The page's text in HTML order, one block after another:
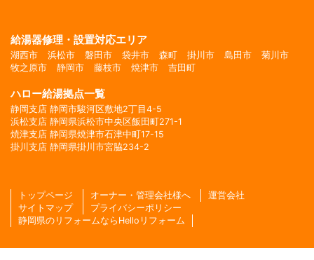
給湯器修理・設置対応エリア
湖西市 浜松市 磐田市 袋井市 森町 掛川市 島田市
菊川市
牧之原市
静岡市 藤枝市 焼津市 吉田町
ハロー給湯拠点一覧
静岡支店 静岡市駿河区敷地2丁目4-5
浜松支店 静岡県浜松市中央区飯田町271-1
焼津支店 静岡県焼津市石津中町17-15
掛川支店 静岡県掛川市宮脇234-2
トップページ オーナー・管理会社様へ
運営会社
サイトマップ
プライバシーポリシー
静岡県のリフォームならHelloリフォーム